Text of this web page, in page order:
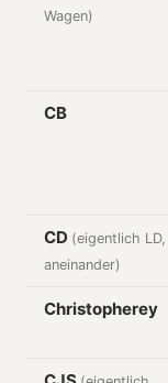
Wagen)
CB
CD (eigentlich LD,
aneinander)
Christopherey